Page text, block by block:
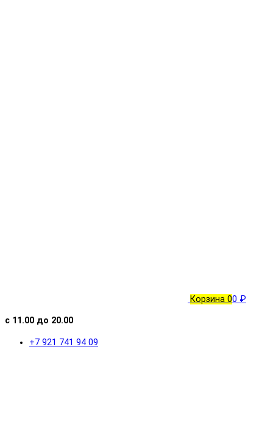
Корзина 00 ₽
с 11.00 до 20.00
+7 921 741 94 09